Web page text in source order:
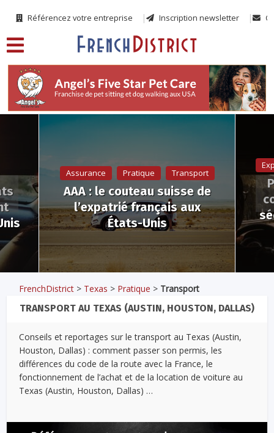
Référencez votre entreprise Inscription newsletter
Assurance Pratique Transport
AAA : le couteau suisse de
l’expatrié français aux
États-Unis
FrenchDistrict > Texas > Pratique > Transport
TRANSPORT AU TEXAS (AUSTIN, HOUSTON, DALLAS)
Conseils et reportages sur le transport au Texas (Austin,
Houston, Dallas) : comment passer son permis, les
différences du code de la route avec la France, le
fonctionnement de l’achat et de la location de voiture au
Texas (Austin, Houston, Dallas) …